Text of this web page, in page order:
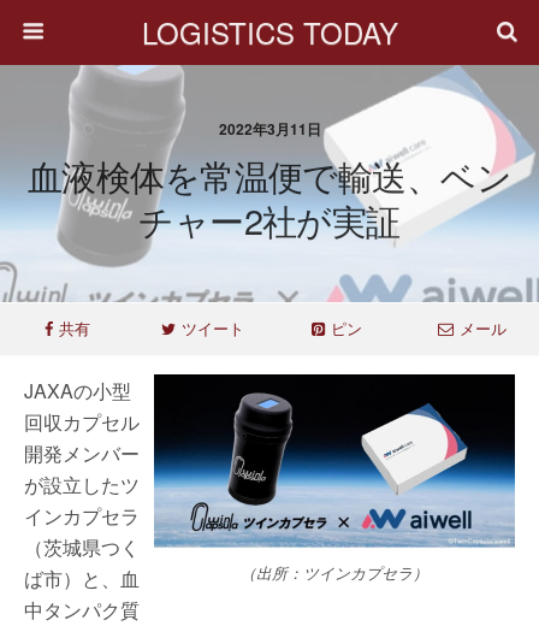
LOGISTICS TODAY
2022年3月11日
血液検体を常温便で輸送、ベン
チャー2社が実証
共有 ツイート ピン メール
（出所：ツインカプセラ）
JAXAの小型
回収カプセル
開発メンバー
が設立したツ
インカプセラ
（茨城県つく
ば市）と、血
中タンパク質